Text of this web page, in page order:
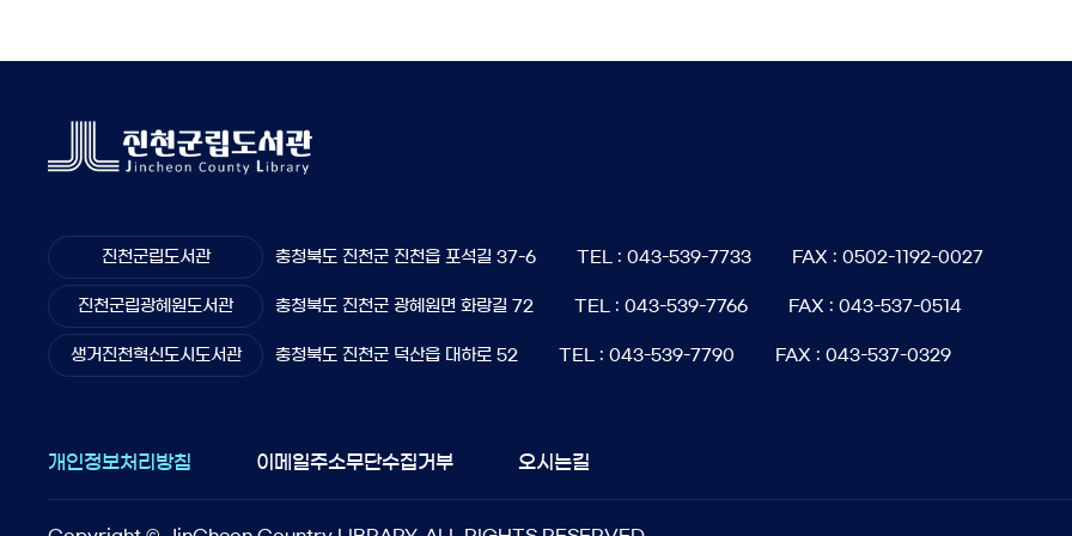
진천군립도서관 충청북도 진천군 진천읍 포석길 37-6 TEL : 043-539-7733 FAX : 0502-1192-0027
진천군립광혜원도서관 충청북도 진천군 광혜원면 화랑길 72 TEL : 043-539-7766 FAX : 043-537-0514
생거진천혁신도시도서관 충청북도 진천군 덕산읍 대하로 52 TEL : 043-539-7790 FAX : 043-537-0329
개인정보처리방침 이메일주소무단수집거부 오시는길